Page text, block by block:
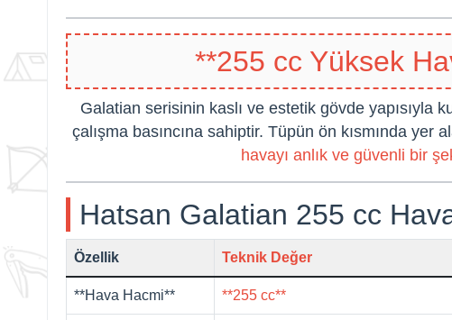
**255 cc Yüksek
Galatian serisinin kaslı ve estetik gövde yapısıyla
çalışma basıncına sahiptir. Tüpün ön kısmında
havayı anlık ve güvenli bir
Hatsan Galatian 255 cc
Özellik Teknik Değer
**Hava Hacmi** **255 cc**